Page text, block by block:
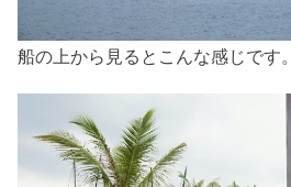
船の上から見るとこんな感じです。